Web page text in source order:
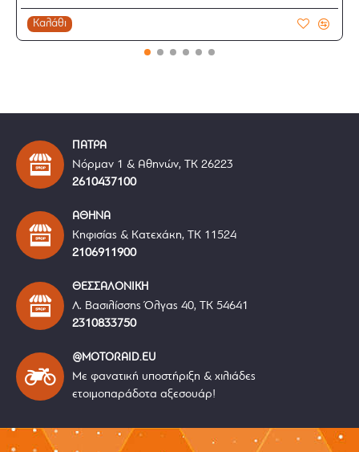
Καλάθι
ΠΑΤΡΑ
Νόρμαν 1 & Αθηνών, ΤΚ 26223
2610437100
ΑΘΗΝΑ
Κηφισίας & Κατεχάκη, ΤΚ 11524
2106911900
ΘΕΣΣΑΛΟΝΙΚΗ
Λ. Βασιλίσσης Όλγας 40, ΤΚ 54641
2310833750
@MOTORAID.EU
Με φανατική υποστήριξη & χιλιάδες
ετοιμοπαράδοτα αξεσουάρ!